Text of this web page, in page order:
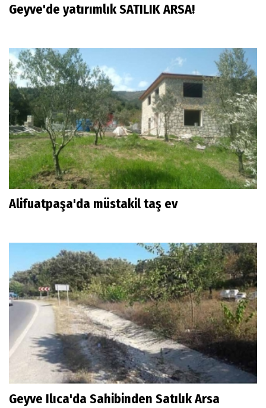
Geyve'de yatırımlık SATILIK ARSA!
Alifuatpaşa'da müstakil taş ev
Geyve Ilıca'da Sahibinden Satılık Arsa